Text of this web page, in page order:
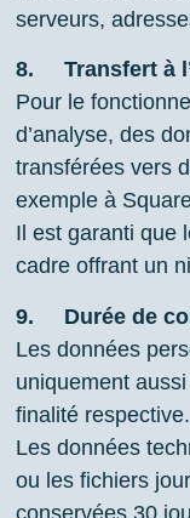
serveurs,
8.
Transfert à
Pour le
d’analyse, des
transférées vers
exemple à
Il est garanti que
cadre offrant un
9.
Durée de
Les données
uniquement
finalité respective.
Les données
ou les fichiers
conservées 30